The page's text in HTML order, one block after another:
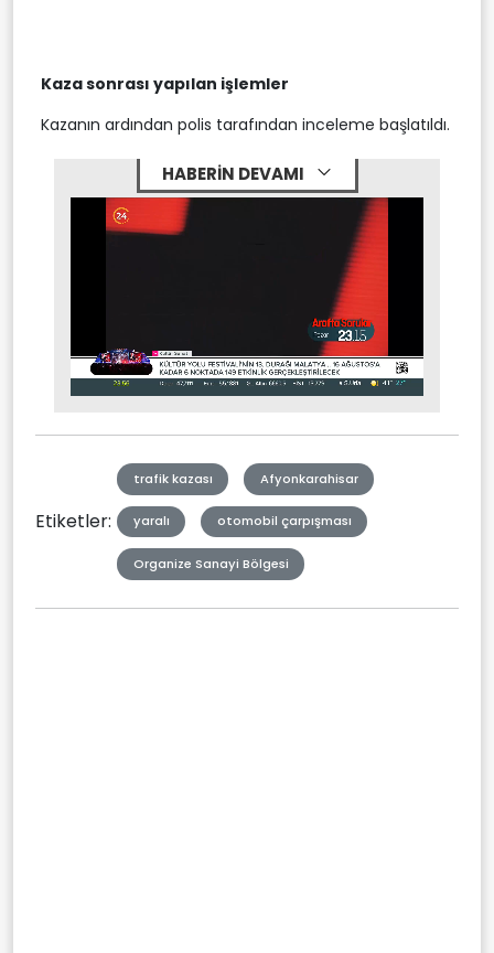
Kaza sonrası yapılan işlemler
Kazanın ardından polis tarafından inceleme başlatıldı.
HABERİN DEVAMI
Mute Stream
Etiketler:
trafik kazası Afyonkarahisar
yaralı otomobil çarpışması
Organize Sanayi Bölgesi